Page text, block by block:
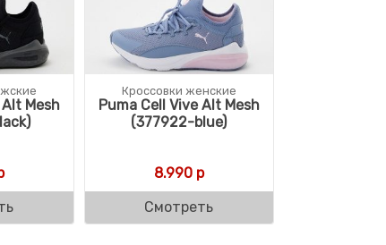
Mesh
Кроссовки женские
Puma Cell Vive Alt Mesh
(377922-blue)
8.990р
Смотреть